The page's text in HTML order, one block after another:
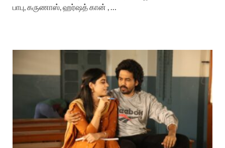
பாபு, கருணாஸ், ஹர்ஷத் கான் , …